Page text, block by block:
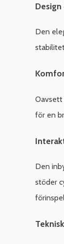
Den
Oavsett
för en
Den
stöder